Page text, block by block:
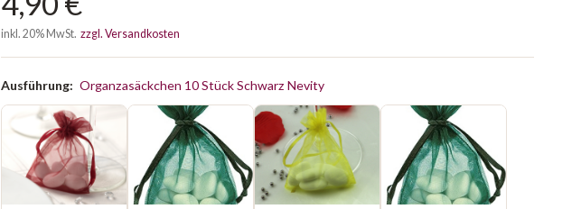
inkl. 20% MwSt. zzgl. Versandkosten
Ausführung: Organzasäckchen 10 Stück Schwarz Nevity